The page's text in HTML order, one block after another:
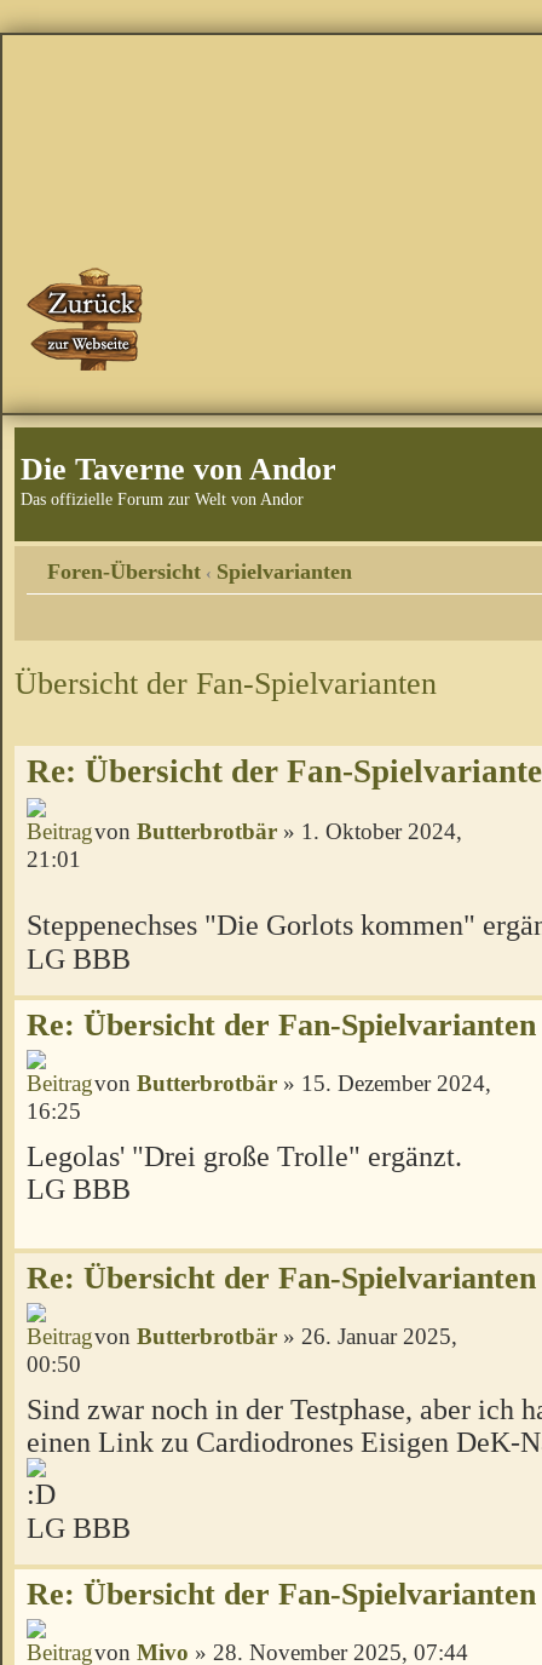
Die Taverne von Andor
Das offizielle Forum zur Welt von Andor
Foren-Übersicht ‹ Spielvarianten
Übersicht der Fan-Spielvarianten
Re: Übersicht der Fan-
von Butterbrotbär » 1. Oktober 2024,
21:01
Steppenechses "Die Gorlots kommen"
LG BBB
Re: Übersicht der Fan-Spielvarianten
von Butterbrotbär » 15. Dezember 2024,
16:25
Legolas' "Drei große Trolle" ergänzt.
LG BBB
Re: Übersicht der Fan-Spielvarianten
von Butterbrotbär » 26. Januar 2025,
00:50
Sind zwar noch in der Testphase, aber ich
einen Link zu Cardiodrones Eisigen DeK-
LG BBB
Re: Übersicht der Fan-Spielvarianten
von Mivo » 28. November 2025, 07:44